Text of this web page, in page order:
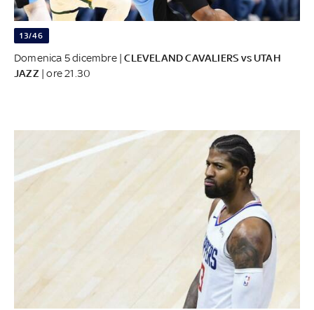
13/46
Domenica 5 dicembre |CLEVELAND CAVALIERS vs UTAH
JAZZ | ore 21.30